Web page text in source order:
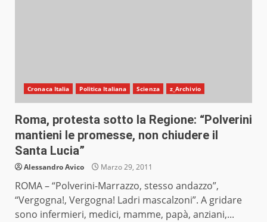
Cronaca Italia Politica Italiana Scienza z_Archivio
Roma, protesta sotto la Regione: “Polverini
mantieni le promesse, non chiudere il
Santa Lucia”
Alessandro Avico Marzo 29, 2011
ROMA – “Polverini-Marrazzo, stesso andazzo”,
“Vergogna!, Vergogna! Ladri mascalzoni”. A gridare
sono infermieri, medici, mamme, papà, anziani,...